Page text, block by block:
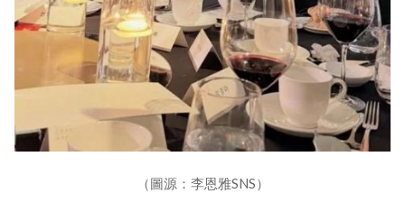
（圖源：李恩雅SNS）